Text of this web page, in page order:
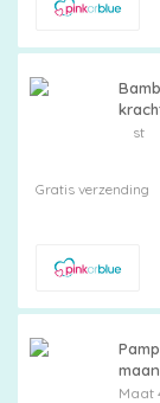
st
Gratis verzending
Maat